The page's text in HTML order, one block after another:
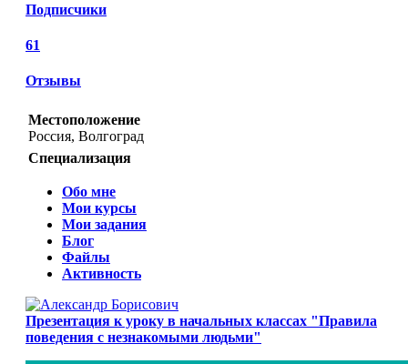
Подписчики
61
Отзывы
Местоположение
Россия, Волгоград
Специализация
Обо мне
Мои курсы
Мои задания
Блог
Файлы
Активность
Презентация к уроку в начальных классах "Правила
поведения с незнакомыми людьми"